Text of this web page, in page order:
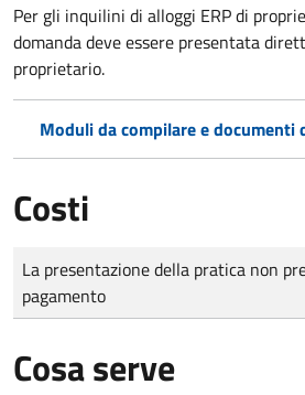
Per gli inquilini di alloggi ERP di
domanda deve essere presentata
proprietario.
Moduli da compilare e documenti
Costi
Tipo di pagamento
Importo
La presentazione della pratica non
pagamento
Cosa serve